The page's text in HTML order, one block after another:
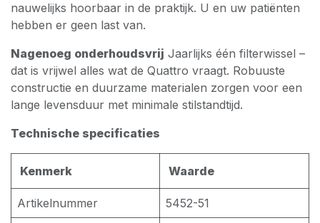
nauwelijks hoorbaar in de praktijk. U en uw patiënten
hebben er geen last van.
Nagenoeg onderhoudsvrij Jaarlijks één filterwissel –
dat is vrijwel alles wat de Quattro vraagt. Robuuste
constructie en duurzame materialen zorgen voor een
lange levensduur met minimale stilstandtijd.
Technische specificaties
Kenmerk Waarde
Artikelnummer 5452-51